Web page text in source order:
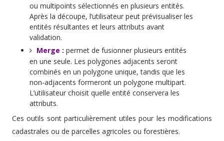
ou multipoints sélectionnés en plusieurs entités.
Après la découpe, l’utilisateur peut prévisualiser les
entités résultantes et leurs attributs avant
validation.
Merge : permet de fusionner plusieurs entités
en une seule. Les polygones adjacents seront
combinés en un polygone unique, tandis que les
non-adjacents formeront un polygone multipart.
L’utilisateur choisit quelle entité conservera les
attributs.
Ces outils sont particulièrement utiles pour les modifications
cadastrales ou de parcelles agricoles ou forestières.